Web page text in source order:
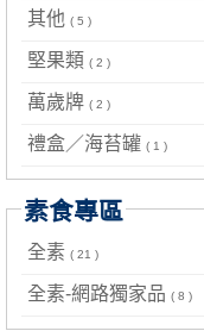
其他 ( 5 )
堅果類 ( 2 )
萬歲牌 ( 2 )
禮盒／海苔罐 ( 1 )
素食專區
全素 ( 21 )
全素-網路獨家品 ( 8 )